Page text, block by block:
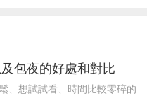
包夜的好處和對比
、想試試看、時間比較零碎的